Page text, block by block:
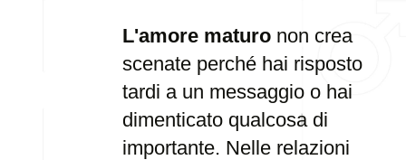
L'amore maturo non crea
scenate perché hai risposto
tardi a un messaggio o hai
dimenticato qualcosa di
importante. Nelle relazioni